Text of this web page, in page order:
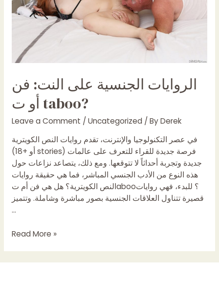
الروايات الجنسية على النت: فن
أو ت taboo?
Leave a Comment / Uncategorized/ ByDerek
في عصر التكنولوجيا والإنترنت، تقدم روايات النص الكويترية
(أو +18 stories) فرصة جديدة للقراء للتعرف على عالمات
جديدة وتجربة أحداثاً لا تتوقعها. ومع ذلك، يتصاعد نزاعات حول
هذه النوع من الأدب الجنسي المباشر، فما هي حقيقة روايات
النص الكويترية؟ هل هي فن أم تaboo؟ للبدء، فهي روايات
قصيرة تتناول العلاقات الجنسية بصور مباشرة وشاملة. وتتميز
…
الروايات
Read More »